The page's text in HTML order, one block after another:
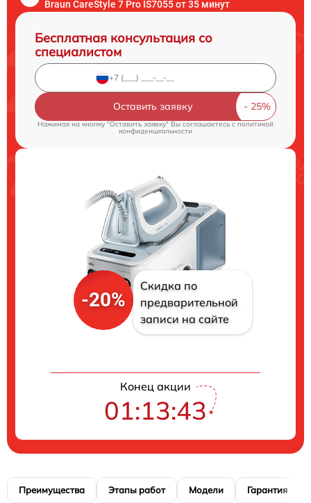
Braun CareStyle 7 Pro IS7055 от 35 минут
Бесплатная консультация со
специалистом
Оставить заявку
Нажимая на кнопку "Оставить заявку" Вы соглашаетесь cполитикой
конфиденциальности
-20%
Скидка по
предварительной
записи на сайте
Конец акции
01:13:42
Преимущества Этапы работ Модели Гарантия